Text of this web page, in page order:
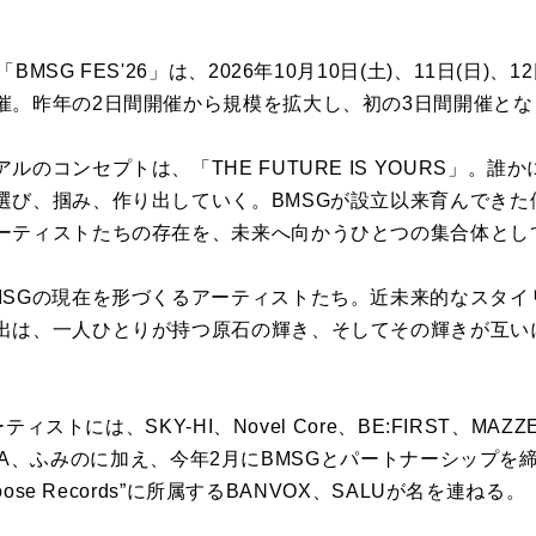
BMSG FES'26」は、2026年10月10日(土)、11日(日)、
。昨年の2日間開催から規模を拡大し、初の3日間開催と
ルのコンセプトは、「THE FUTURE IS YOURS」。誰か
び、掴み、作り出していく。BMSGが設立以来育んでき
ティストたちの存在を、未来へ向かうひとつの集合体と
の現在を形づくるアーティストたち。近未来的なスタ
は、一人ひとりが持つ原石の輝き、そしてその輝きが互
ィストには、SKY-HI、Novel Core、BE:FIRST、
ふみのに加え、今年2月にBMSGとパートナーシップを
Records”に所属するBANVOX、SALUが名を連ねる。